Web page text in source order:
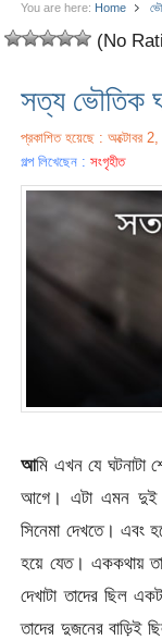
You are here: Home
(No
সত্য ভৌতিক
প্রকাশিত হয়েছে : অক্টোবর
গল্প লিখেছেন :সংগৃহীত
আমি এখন যে ঘটনাটা
আগে। এটা এমন দুই
সিনেমা দেখতে। এবং
হয়ে যেত। এককথায়
দেখাটা তাদের ছিল
তাদের দুজনের বাড়িই